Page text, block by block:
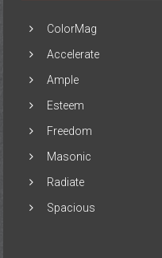
ColorMag
Accelerate
Ample
Esteem
Freedom
Masonic
Radiate
Spacious